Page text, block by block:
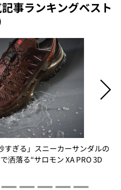
事ランキングベスト
ぎる」スニーカーサンダルの
洒落る“サロモン XA PRO 3D